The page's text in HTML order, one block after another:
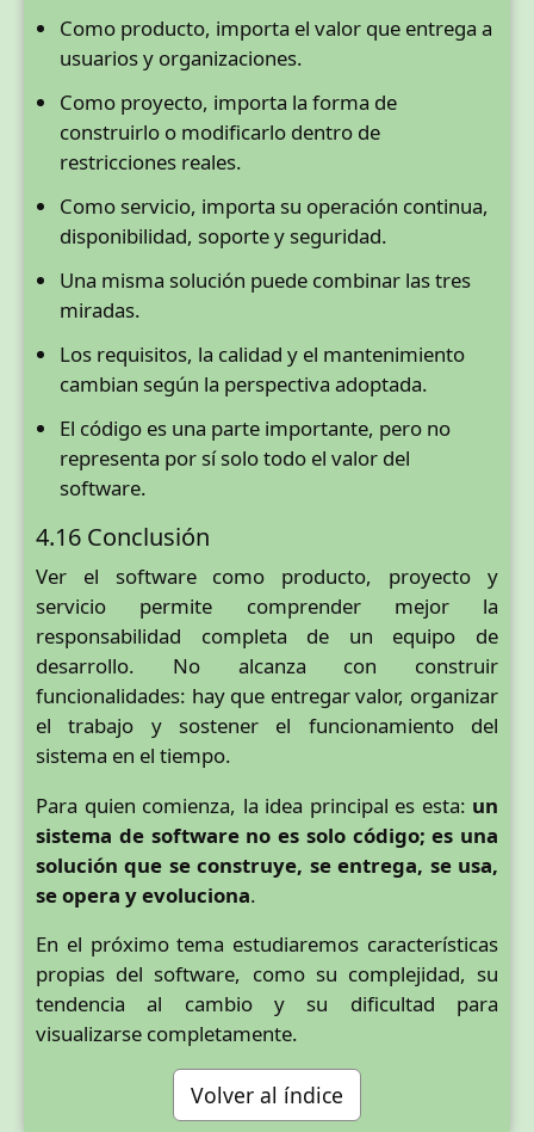
Como producto, importa el valor que entrega a
usuarios y organizaciones.
Como proyecto, importa la forma de
construirlo o modificarlo dentro de
restricciones reales.
Como servicio, importa su operación continua,
disponibilidad, soporte y seguridad.
Una misma solución puede combinar las tres
miradas.
Los requisitos, la calidad y el mantenimiento
cambian según la perspectiva adoptada.
El código es una parte importante, pero no
representa por sí solo todo el valor del
software.
4.16 Conclusión
Ver el software como producto, proyecto y
servicio permite comprender mejor la
responsabilidad completa de un equipo de
desarrollo. No alcanza con construir
funcionalidades: hay que entregar valor, organizar
el trabajo y sostener el funcionamiento del
sistema en el tiempo.
Para quien comienza, la idea principal es esta: un
sistema de software no es solo código; es una
solución que se construye, se entrega, se usa,
se opera y evoluciona.
En el próximo tema estudiaremos características
propias del software, como su complejidad, su
tendencia al cambio y su dificultad para
visualizarse completamente.
Volver al índice